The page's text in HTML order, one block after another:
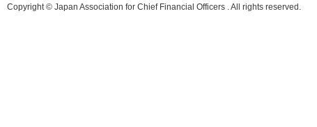
Copyright © Japan Association for Chief Financial Officers . All rights reserved.